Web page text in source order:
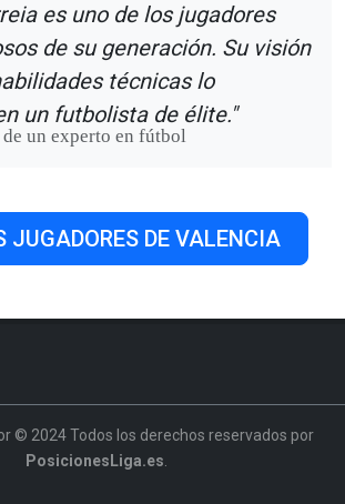
es uno de los jugadores
de su generación. Su visión
técnicas lo
un futbolista de élite."
un experto en fútbol
JUGADORES DE VALENCIA
© 2024 Todos los derechos reservados por
PosicionesLiga.es.